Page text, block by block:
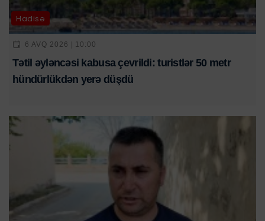
Hadisə
6 AVQ 2026 | 10:00
Tətil əyləncəsi kabusa çevrildi: turistlər 50 metr
hündürlükdən yerə düşdü